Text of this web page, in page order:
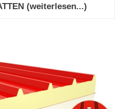
(weiterlesen...)